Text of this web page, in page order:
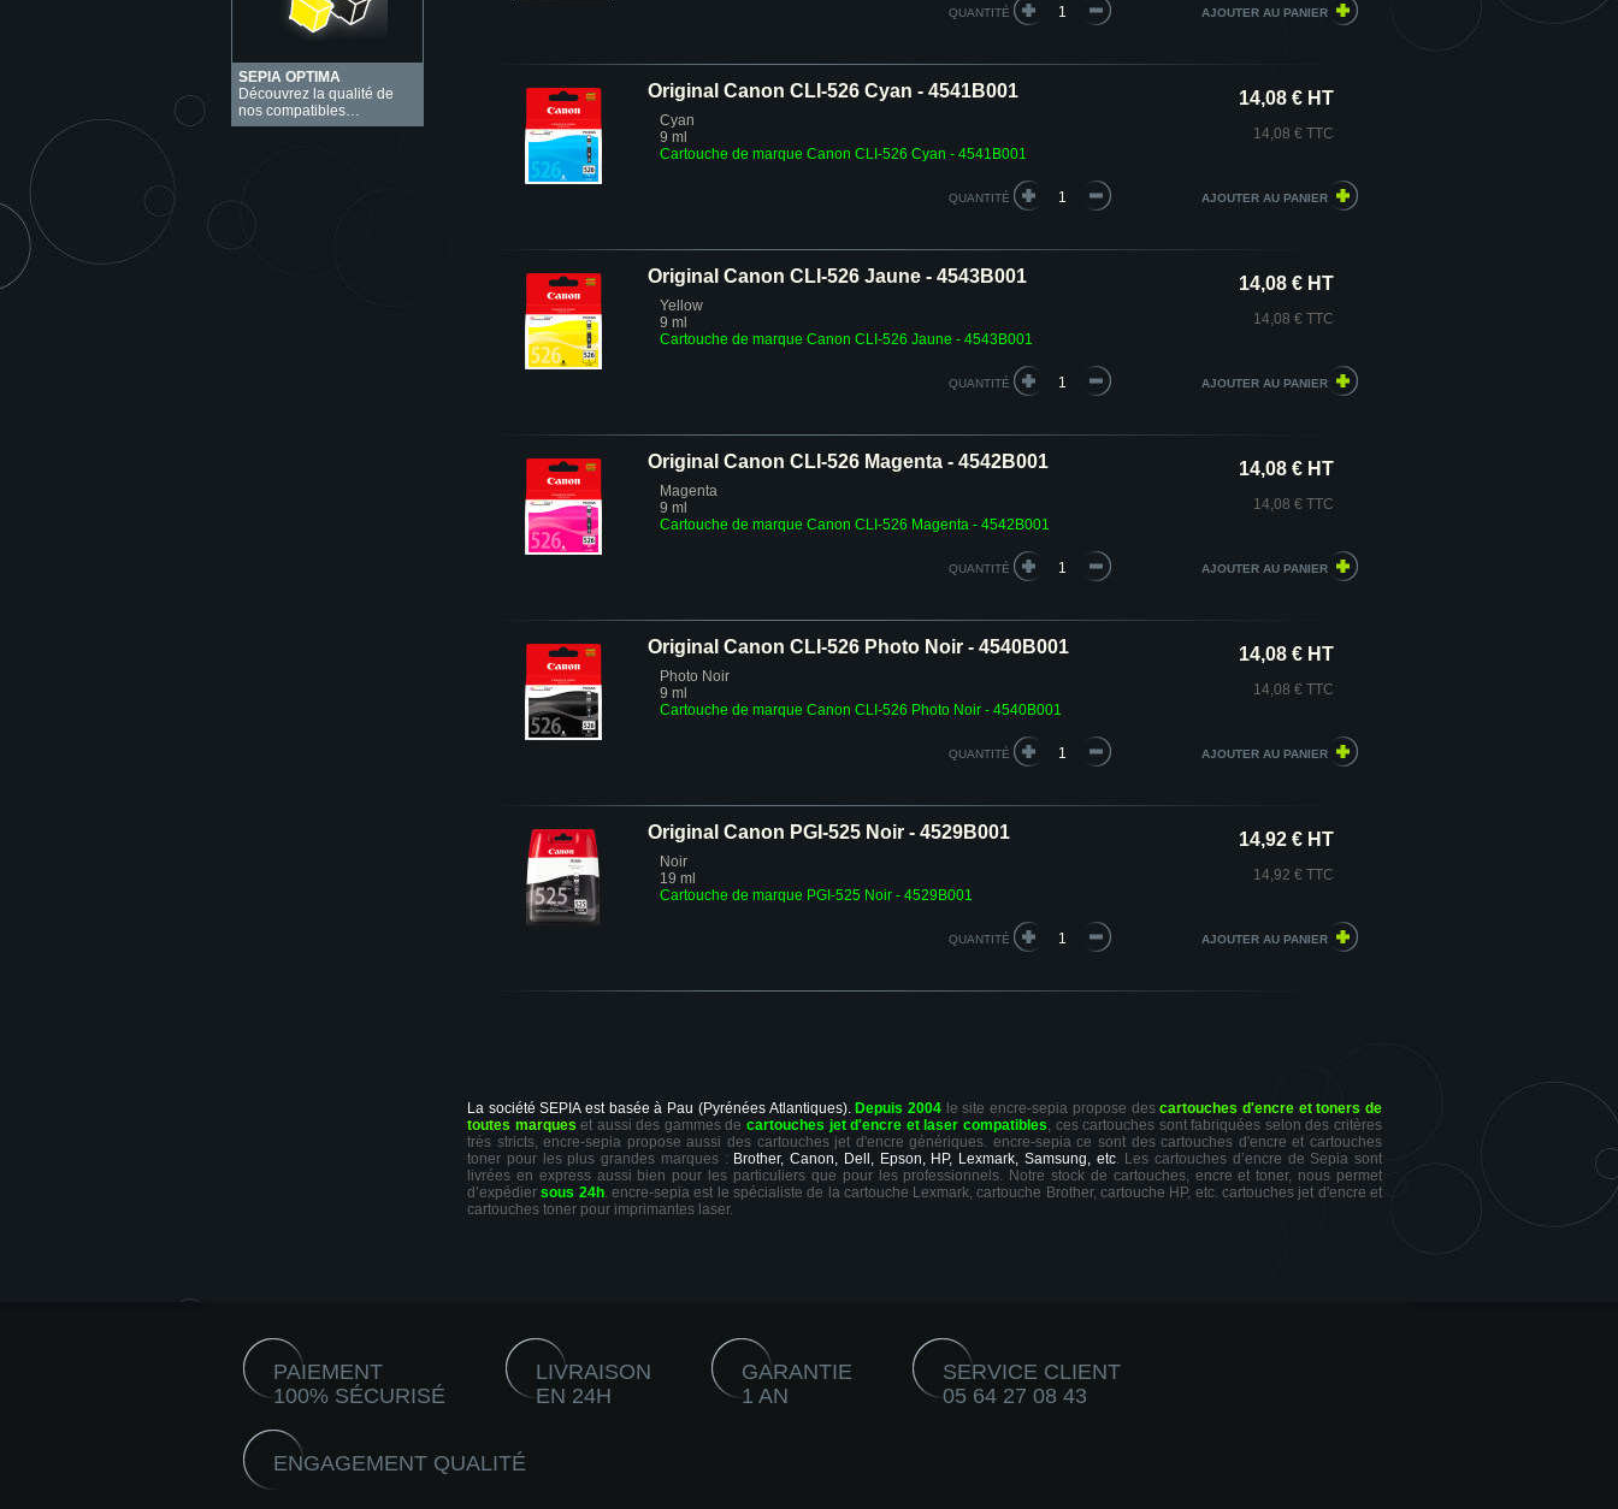
SEPIA OPTIMA
Découvrez la qualité de
nos compatibles…
QUANTITÉ
Original Canon CLI-526 Cyan - 4541B001
Cyan
9 ml
Cartouche de marque Canon CLI-526 Cyan - 4541B001
14,08 € HT
14,08 € TTC
QUANTITÉ
Original Canon CLI-526 Jaune - 4543B001
Yellow
9 ml
Cartouche de marque Canon CLI-526 Jaune - 4543B001
14,08 € HT
14,08 € TTC
QUANTITÉ
Original Canon CLI-526 Magenta - 4542B001
Magenta
9 ml
Cartouche de marque Canon CLI-526 Magenta - 4542B001
14,08 € HT
14,08 € TTC
QUANTITÉ
Original Canon CLI-526 Photo Noir - 4540B001
Photo Noir
9 ml
Cartouche de marque Canon CLI-526 Photo Noir - 4540B001
14,08 € HT
14,08 € TTC
QUANTITÉ
Original Canon PGI-525 Noir - 4529B001
Noir
19 ml
Cartouche de marque PGI-525 Noir - 4529B001
14,92 € HT
14,92 € TTC
QUANTITÉ
La société SEPIA est basée à Pau (Pyrénées Atlantiques). Depuis 2004 le site encre-sepia propose descartouches d'encre et toners de
toutes marques et aussi des gammes decartouches jet d'encre et laser compatibles, ces cartouches sont fabriquées selon des critères
très stricts, encre-sepia propose aussi des cartouches jet d'encre génériques. encre-sepia ce sont des cartouches d'encre et cartouches
toner pour les plus grandes marques : Brother, Canon, Dell, Epson, HP, Lexmark, Samsung, etc. Les cartouches d’encre de Sepia sont
livrées en express aussi bien pour les particuliers que pour les professionnels. Notre stock de cartouches, encre et toner, nous permet
d’expédiersous 24h. encre-sepia est le spécialiste de la cartouche Lexmark, cartouche Brother, cartouche HP, etc. cartouches jet d'encre et
cartouches toner pour imprimantes laser.
PAIEMENT
100% SÉCURISÉ
LIVRAISON
EN 24H
GARANTIE
1 AN
SERVICE CLIENT
05 64 27 08 43
ENGAGEMENT QUALITÉ